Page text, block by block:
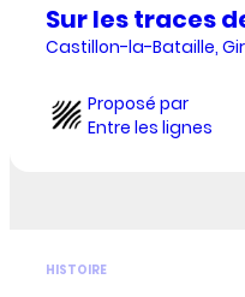
Sur les traces
Castillon-la-Bataille,
Proposé par
Entre les lignes
HISTOIRE